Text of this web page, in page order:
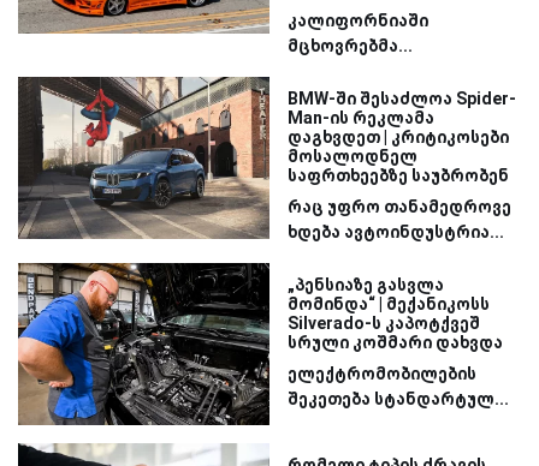
კალიფორნიაში
მცხოვრებმა...
BMW-ში შესაძლოა Spider-
Man-ის რეკლამა
დაგხვდეთ | კრიტიკოსები
მოსალოდნელ
საფრთხეებზე საუბრობენ
რაც უფრო თანამედროვე
ხდება ავტოინდუსტრია...
„პენსიაზე გასვლა
მომინდა“ | მექანიკოსს
Silverado-ს კაპოტქვეშ
სრული კოშმარი დახვდა
ელექტრომობილების
შეკეთება სტანდარტულ...